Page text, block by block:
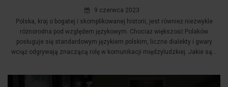
9 czerwca 2023
Polska, kraj o bogatej i skomplikowanej historii, jest również niezwykle
różnorodna pod względem językowym. Chociaż większość Polaków
posługuje się standardowym językiem polskim, liczne dialekty i gwary
wciąż odgrywają znaczącą rolę w komunikacji międzyludzkiej. Jakie są...